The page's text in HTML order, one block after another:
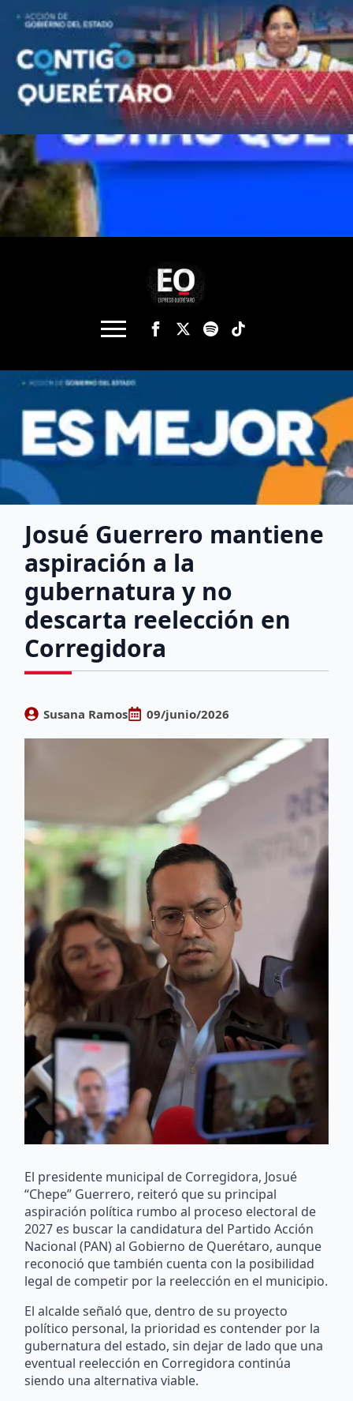
Josué Guerrero mantiene
aspiración a la
gubernatura y no
descarta reelección en
Corregidora
Susana Ramos 09/junio/2026
El presidente municipal de Corregidora, Josué
“Chepe” Guerrero, reiteró que su principal
aspiración política rumbo al proceso electoral de
2027 es buscar la candidatura del Partido Acción
Nacional (PAN) al Gobierno de Querétaro, aunque
reconoció que también cuenta con la posibilidad
legal de competir por la reelección en el municipio.
El alcalde señaló que, dentro de su proyecto
político personal, la prioridad es contender por la
gubernatura del estado, sin dejar de lado que una
eventual reelección en Corregidora continúa
siendo una alternativa viable.